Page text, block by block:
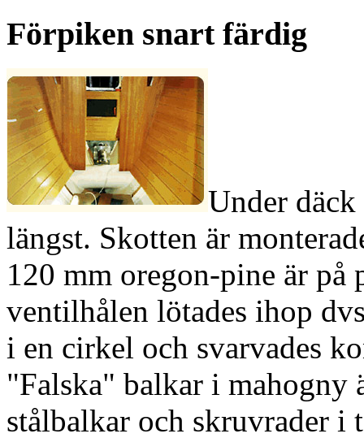
Förpiken snart färdig
Under
längst. Skotten är
120 mm oregon-pine är
ventilhålen lötades ihop
i en cirkel och svarvades
"Falska" balkar i mahogny
stålbalkar och skruvrader